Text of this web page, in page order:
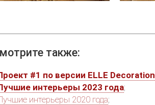
также:
#1 по версии ELLE Decoration
интерьеры 2023 года;
интерьеры 2020 года;